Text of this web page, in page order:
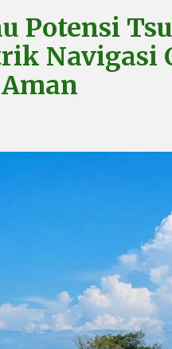
Potensi
Navigasi